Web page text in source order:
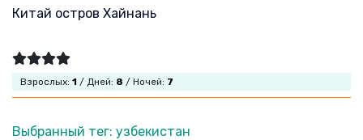
Китай остров Хайнань
Взрослых: 1 / Дней: 8 / Ночей: 7
Выбранный тег: узбекистан